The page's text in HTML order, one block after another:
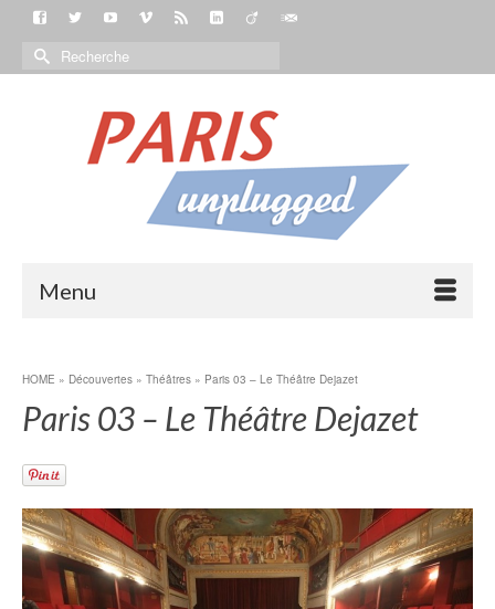
Menu
HOME » Découvertes » Théâtres » Paris 03 – Le Théâtre Dejazet
Paris 03 – Le Théâtre Dejazet